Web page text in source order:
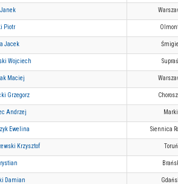
Piotr
Jacek Śmigiel
Wojciech Supraśl
Maciej
Grzegorz
Andrzej Marki
Ewelina Siennica
Krzysztof Toruń
Damian